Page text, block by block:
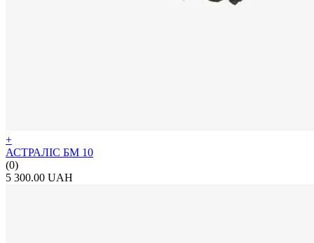
+
АСТРАЛІС БМ 10
(0)
5 300.00 UAH